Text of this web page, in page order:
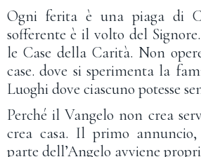
Ogni ferita è una piaga di
sofferente è il volto del
le Case della Carità. Non
case. dove si sperimenta la
Luoghi dove ciascuno potesse
Perché il Vangelo non crea
crea casa. Il primo annuncio,
parte dell’Angelo avviene